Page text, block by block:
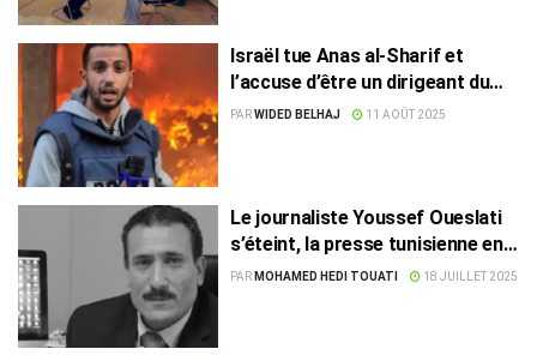
Israël tue Anas al-Sharif et
l’accuse d’être un dirigeant du
Hamas
PARWIDED BELHAJ 11 AOÛT 2025
Le journaliste Youssef Oueslati
s’éteint, la presse tunisienne en
deuil
PAR MOHAMED HEDI TOUATI 18 JUILLET 2025